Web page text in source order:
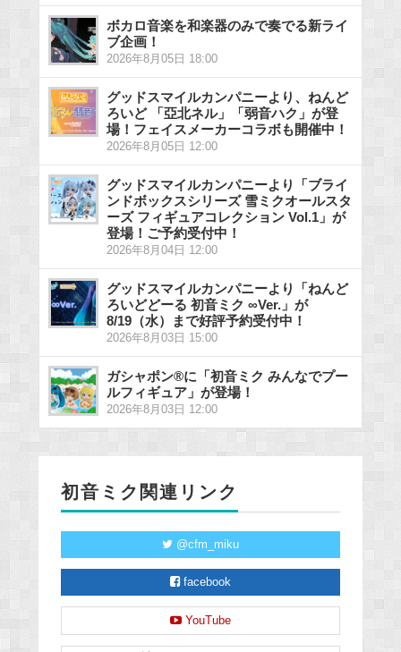
ボカロ音楽を和楽器のみで奏でる新ライ
ブ企画！
2026年8月05日 18:00
グッドスマイルカンパニーより、ねんど
ろいど 「亞北ネル」「弱音ハク」が登
場！フェイスメーカーコラボも開催中！
2026年8月05日 12:00
グッドスマイルカンパニーより「ブライ
ンドボックスシリーズ 雪ミクオールスタ
ーズ フィギュアコレクション Vol.1」が
登場！ご予約受付中！
2026年8月04日 12:00
グッドスマイルカンパニーより「ねんど
ろいどどーる 初音ミク ∞Ver.」が
8/19（水）まで好評予約受付中！
2026年8月03日 15:00
ガシャポン®に「初音ミク みんなでプー
ルフィギュア」が登場！
2026年8月03日 12:00
初音ミク関連リンク
@cfm_miku
facebook
YouTube